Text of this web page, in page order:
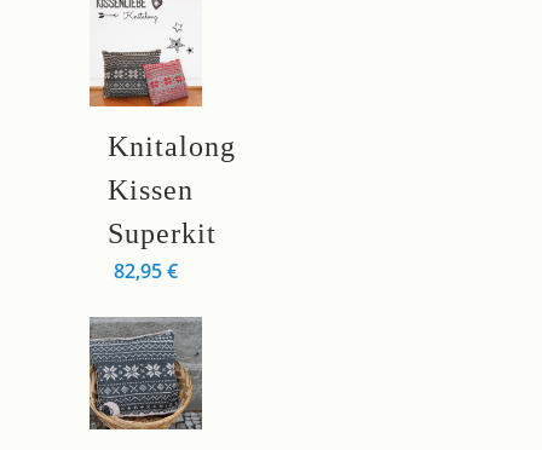
Knitalong
Kissen
Superkit
82,95€